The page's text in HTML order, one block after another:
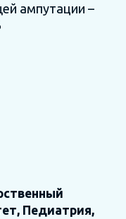
ампутации –
Педиатрия,